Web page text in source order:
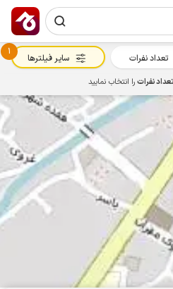
تعداد نفرات
1
سایر فیلترها
تعداد نفراترا انتخاب نمایید